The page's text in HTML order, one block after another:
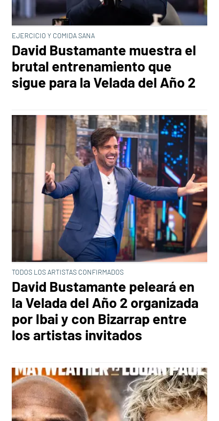
EJERCICIO Y COMIDA SANA
David Bustamante muestra el
brutal entrenamiento que
sigue para la Velada del Año 2
TODOS LOS ARTISTAS CONFIRMADOS
David Bustamante peleará en
la Velada del Año 2 organizada
por Ibai y con Bizarrap entre
los artistas invitados